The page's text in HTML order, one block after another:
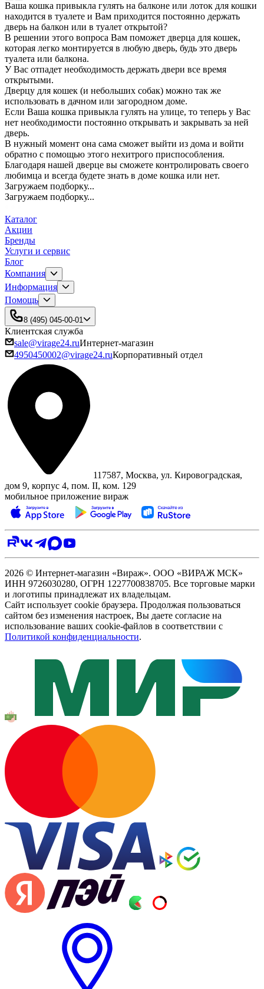
Ваша кошка привыкла гулять на балконе или лоток для кошки
находится в туалете и Вам приходится постоянно держать
дверь на балкон или в туалет открытой?
В решении этого вопроса Вам поможет дверца для кошек,
которая легко монтируется в любую дверь, будь это дверь
туалета или балкона.
У Вас отпадет необходимость держать двери все время
открытыми.
Дверцу для кошек (и небольших собак) можно так же
использовать в дачном или загородном доме.
Если Ваша кошка привыкла гулять на улице, то теперь у Вас
нет необходимости постоянно открывать и закрывать за ней
дверь.
В нужный момент она сама сможет выйти из дома и войти
обратно с помощью этого нехитрого приспособления.
Благодаря нашей дверце вы сможете контролировать своего
любимца и всегда будете знать в доме кошка или нет.
Загружаем подборку...
Загружаем подборку...
Каталог
Акции
Бренды
Услуги и сервис
Блог
Компания
Информация
Помощь
8 (495) 045-00-01
Клиентская служба
sale@virage24.ruИнтернет-магазин
4950450002@virage24.ruКорпоративный отдел
117587, Москва, ул. Кировоградская,
дом 9, корпус 4, пом. II, ком. 129
мобильное приложение вираж
2026 © Интернет-магазин «Вираж». ООО «ВИРАЖ МСК»
ИНН 9726030280, ОГРН 1227700838705. Все торговые марки
и логотипы принадлежат их владельцам.
Сайт использует cookie браузера. Продолжая пользоваться
сайтом без изменения настроек, Вы даете согласие на
использование ваших cookie-файлов в соответствии с
Политикой конфиденциальности.